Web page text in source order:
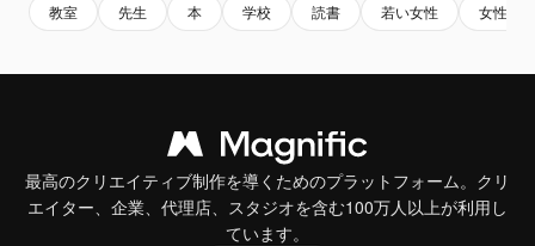
教室 先生 本 学校 読書 若い女性 女性
最高のクリエイティブ制作を導くためのプラットフォーム。クリ
エイター、企業、代理店、スタジオを含む100万人以上が利用し
ています。